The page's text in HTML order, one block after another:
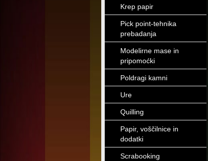
Krep papir
Pick point-tehnika
prebadanja
Modelirne mase in
pripomoćki
Poldragi kamni
Ure
Quilling
Papir, voščilnice in
dodatki
Scrabooking